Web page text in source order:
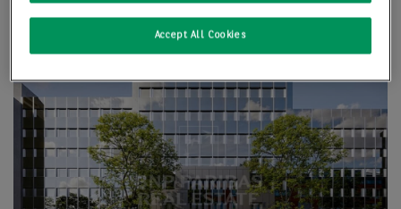
Accept All Cookies